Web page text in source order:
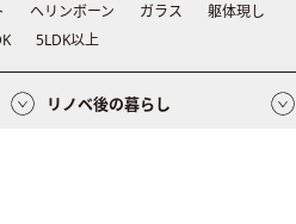
ヘリンボーン ガラス
躯体現し
5LDK以上
リノベ後の暮らし